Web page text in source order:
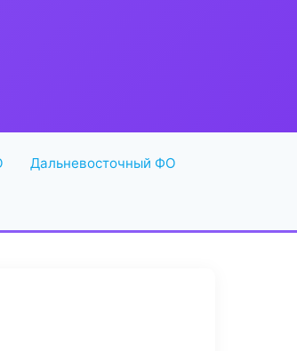
Дальневосточный ФО